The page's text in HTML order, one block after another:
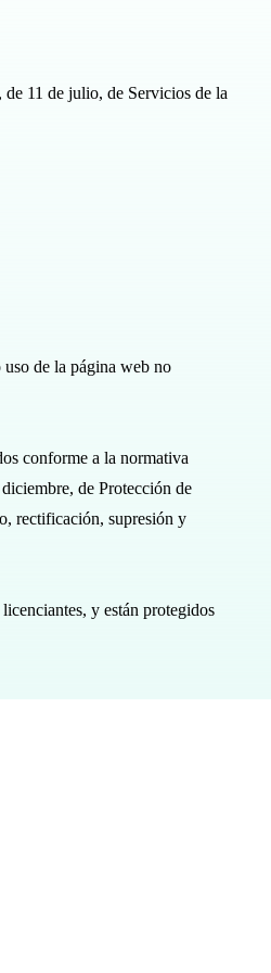
11 de julio, de Servicios de la
de la página web no
conforme a la normativa
de Protección de
rectificación, supresión y
y están protegidos